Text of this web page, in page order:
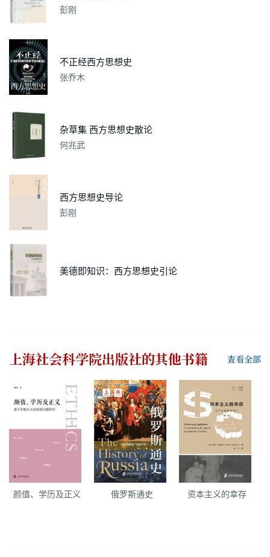
彭刚
不正经西方思想史
张乔木
杂草集 西方思想史散论
何兆武
西方思想史导论
彭刚
美德即知识：西方思想史引论
上海社会科学院出版社的其他书籍 查看全部
颜值、学历及正义 俄罗斯通史 资本主义的幸存